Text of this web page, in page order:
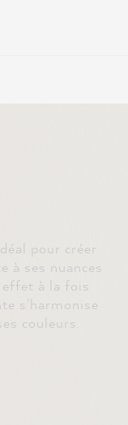
pour créer
à ses nuances
à la fois
s'harmonise
couleurs.